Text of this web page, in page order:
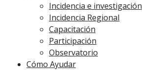
Incidencia e investigación
Incidencia Regional
Capacitación
Participación
Observatorio
Cómo Ayudar